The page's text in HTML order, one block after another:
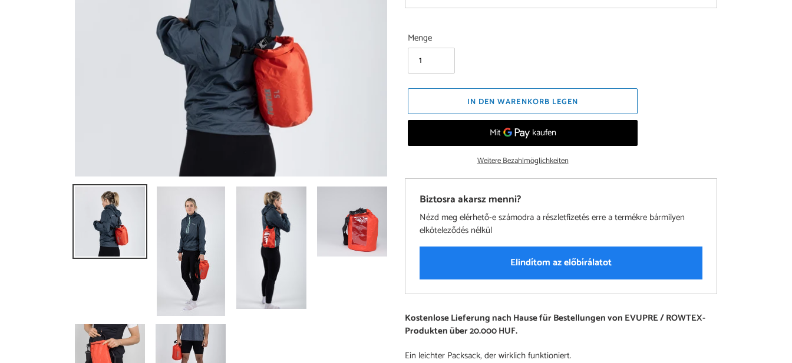
Menge
IN DEN WARENKORB LEGEN
Weitere Bezahlmöglichkeiten
Biztosra akarsz menni?
Nézd meg elérhető-e számodra a részletfizetés erre a termékre bármilyen
elköteleződés nélkül
Elindítom az előbírálatot
wird
zum
Warenkorb
Kostenlose Lieferung nach Hause für Bestellungen von EVUPRE / ROWTEX-
Produkten über 20.000 HUF.
Ein leichter Packsack, der wirklich funktioniert.